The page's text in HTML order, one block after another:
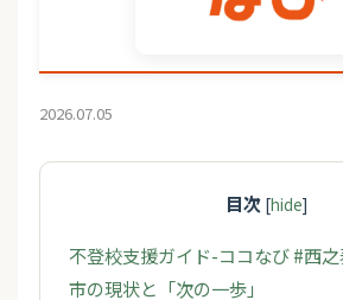
2026.07.05
目次 [hide]
不登校支援ガイド-ココなび #西
市の現状と「次の一歩」